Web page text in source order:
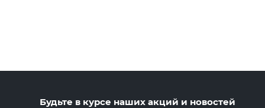
Будьте в курсе наших акций и новостей